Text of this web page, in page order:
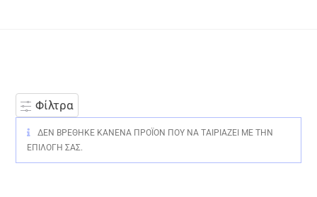
Φίλτρα
ΔΕΝ ΒΡΈΘΗΚΕ ΚΑΝΈΝΑ ΠΡΟΪΌΝ ΠΟΥ ΝΑ ΤΑΙΡΙΆΖΕΙ ΜΕ ΤΗΝ
ΕΠΙΛΟΓΉ ΣΑΣ.